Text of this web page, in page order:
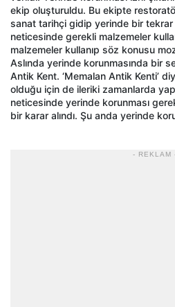
ekip oluşturuldu. Bu ekipte
sanat tarihçi gidip yerinde bir tekrar
neticesinde gerekli malzemeler
malzemeler kullanıp söz konusu
Aslında yerinde korunmasında bir
Antik Kent. ‘Memalan Antik Kenti’
olduğu için de ileriki zamanlarda
neticesinde yerinde korunması
bir karar alındı. Şu anda yerinde
- REKLAM